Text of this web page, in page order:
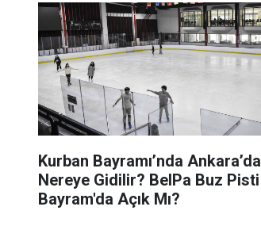
Kurban Bayramı’nda Ankara’da
Nereye Gidilir? BelPa Buz Pisti
Bayram'da Açık Mı?